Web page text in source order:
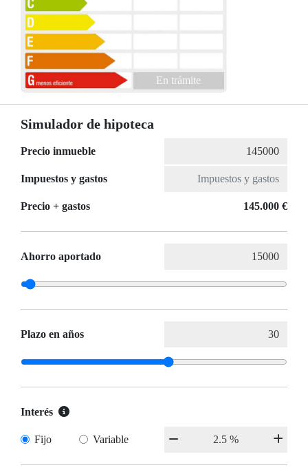
En trámite
Simulador de hipoteca
Precio inmueble
Impuestos y gastos
Precio + gastos 145.000 €
Ahorro aportado
Plazo en años
Interés
Fijo Variable